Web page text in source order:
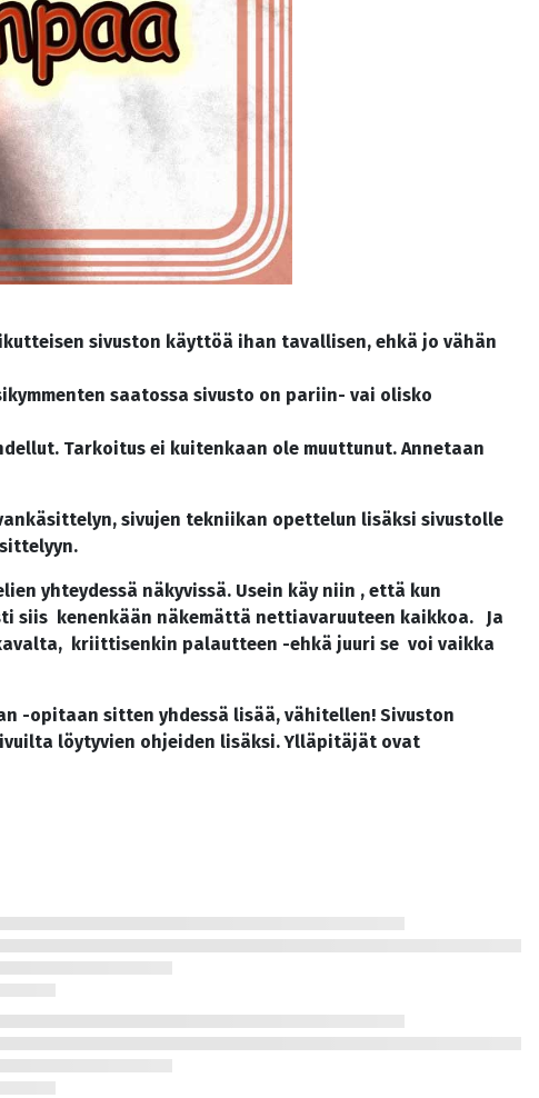
sivuston käyttöä ihan tavallisen, ehkä jo vähän
saatossa sivusto on pariin- vai olisko
Tarkoitus ei kuitenkaan ole muuttunut. Annetaan
sivujen tekniikan opettelun lisäksi sivustolle
yhteydessä näkyvissä. Usein käy niin , että kun
siis kenenkään näkemättä nettiavaruuteen kaikkoa. Ja
kriittisenkin palautteen -ehkä juuri se voi vaikka
-opitaan sitten yhdessä lisää, vähitellen! Sivuston
löytyvien ohjeiden lisäksi. Ylläpitäjät ovat